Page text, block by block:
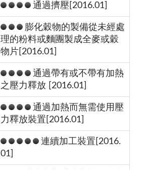
通過擠壓[2016.01]
膨化穀物的製備從未經處
理的粉料或麵團製成全麥或穀
物片[2016.01]
通過帶有或不帶有加熱
之壓力釋放 [2016.01]
通過加熱而無需使用壓
力釋放裝置[2016.01]
連續加工裝置[2016.
01]